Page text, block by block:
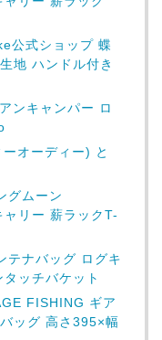
公式ショップ 蝶
地 ハンドル付き
ンキャンパー ロ
オーディー) と
グムーン
リー 薪ラックT-
テナバッグ ログキ
ッチバケット
FISHING ギア
ッグ 高さ395×幅